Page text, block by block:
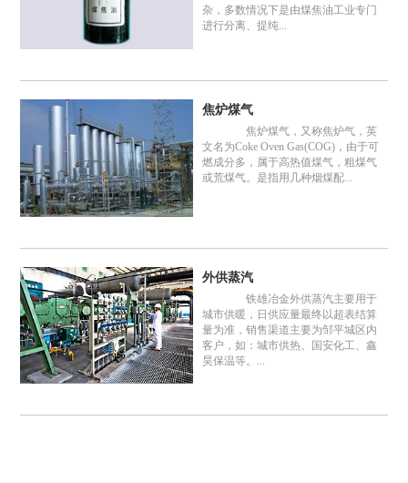
杂，多数情况下是由煤焦油工业专门
进行分离、提纯...
焦炉煤气
焦炉煤气，又称焦炉气，英
文名为Coke Oven Gas(COG)，由于可
燃成分多，属于高热值煤气，粗煤气
或荒煤气。是指用几种烟煤配...
外供蒸汽
铁雄冶金外供蒸汽主要用于
城市供暖，日供应量最终以超表结算
量为准，销售渠道主要为邹平城区内
客户，如：城市供热、国安化工、鑫
昊保温等。...